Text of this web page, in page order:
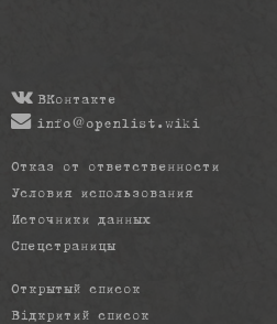
ВКонтакте
info@openlist.wiki
Отказ от ответственности
Условия использования
Источники данных
Спецстраницы
Открытый список
Відкритий список